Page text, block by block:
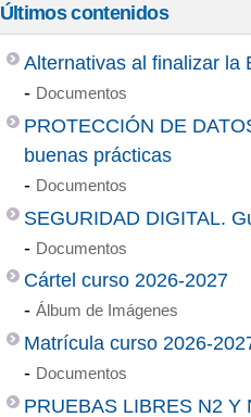
Últimos contenidos
Alternativas al finalizar la
- Documentos
PROTECCIÓN DE
buenas prácticas
- Documentos
SEGURIDAD DIGITAL.
- Documentos
Cártel curso 2026-2027
- Álbum de Imágenes
Matrícula curso 2026-
- Documentos
PRUEBAS LIBRES N2 Y